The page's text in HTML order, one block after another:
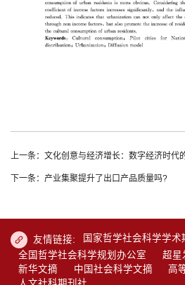
上一条：文化创意与经济增长：数字经济时代
下一条：产业集聚提升了出口产品质量吗?
友情链接: 国家哲学社会科学学术
全国哲学社会科学规划办公室
超星
新华文摘
中国社会科学文摘
高